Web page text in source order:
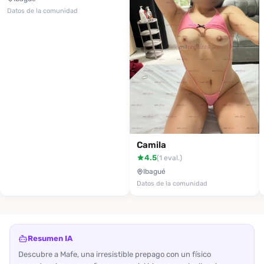
Datos de la comunidad
Camila
4.5(1 eval.)
Ibagué
Datos de la comunidad
Resumen IA
Descubre a Mafe, una irresistible prepago con un físico